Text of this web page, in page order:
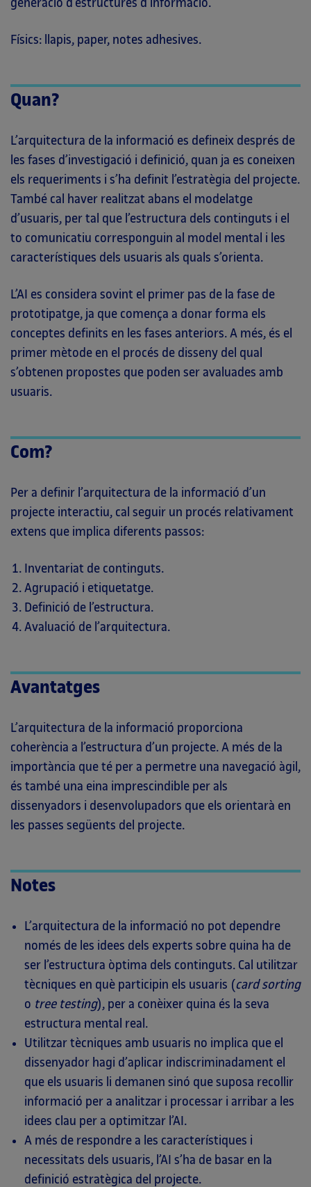
generació d’estructures d’informació.
Físics: llapis, paper, notes adhesives.
Quan?
L’arquitectura de la informació es defineix després de
les fases d’investigació i definició, quan ja es coneixen
els requeriments i s’ha definit l’estratègia del projecte.
També cal haver realitzat abans el modelatge
d’usuaris, per tal que l’estructura dels continguts i el
to comunicatiu corresponguin al model mental i les
característiques dels usuaris als quals s’orienta.
L’AI es considera sovint el primer pas de la fase de
prototipatge, ja que comença a donar forma els
conceptes definits en les fases anteriors. A més, és el
primer mètode en el procés de disseny del qual
s’obtenen propostes que poden ser avaluades amb
usuaris.
Com?
Per a definir l’arquitectura de la informació d’un
projecte interactiu, cal seguir un procés relativament
extens que implica diferents passos:
Inventariat de continguts.
Agrupació i etiquetatge.
Definició de l’estructura.
Avaluació de l’arquitectura.
Avantatges
L’arquitectura de la informació proporciona
coherència a l’estructura d’un projecte. A més de la
importància que té per a permetre una navegació àgil,
és també una eina imprescindible per als
dissenyadors i desenvolupadors que els orientarà en
les passes següents del projecte.
Notes
L’arquitectura de la informació no pot dependre
només de les idees dels experts sobre quina ha de
ser l’estructura òptima dels continguts. Cal utilitzar
tècniques en què participin els usuaris (card sorting
o tree testing), per a conèixer quina és la seva
estructura mental real.
Utilitzar tècniques amb usuaris no implica que el
dissenyador hagi d’aplicar indiscriminadament el
que els usuaris li demanen sinó que suposa recollir
informació per a analitzar i processar i arribar a les
idees clau per a optimitzar l’AI.
A més de respondre a les característiques i
necessitats dels usuaris, l’AI s’ha de basar en la
definició estratègica del projecte.